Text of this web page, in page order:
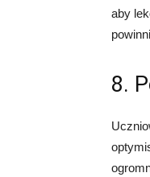
aby
8.